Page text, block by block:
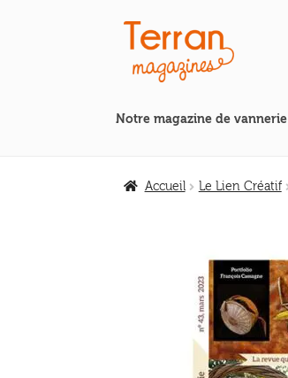
Aller
à
la
Aller
au
contenu
Notre magazine de vannerie
Accueil Le Lien Créatif